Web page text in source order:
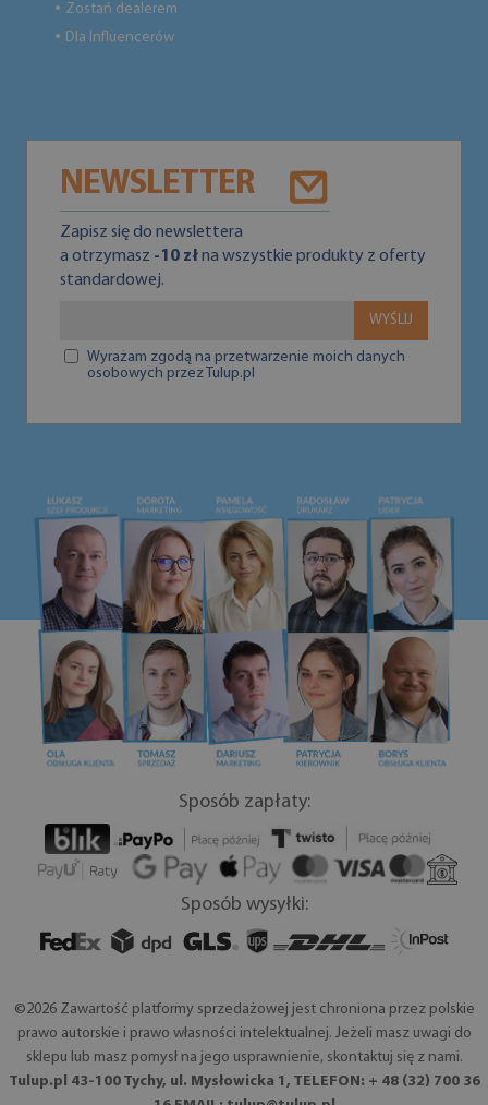
● Zostań dealerem
● Dla Influencerów
NEWSLETTER
Zapisz się do newslettera
a otrzymasz -10 złna wszystkie produkty z oferty
standardowej.
WYŚLIJ
Wyrażam zgodą na przetwarzenie moich danych
osobowych przez Tulup.pl
Sposób zapłaty:
Sposób wysyłki:
©2026 Zawartość platformy sprzedażowej jest chroniona przez polskie
prawo autorskie i prawo własności intelektualnej. Jeżeli masz uwagi do
sklepu lub masz pomysł na jego usprawnienie, skontaktuj się z nami.
Tulup.pl 43-100 Tychy, ul. Mysłowicka 1, TELEFON: + 48 (32) 700 36